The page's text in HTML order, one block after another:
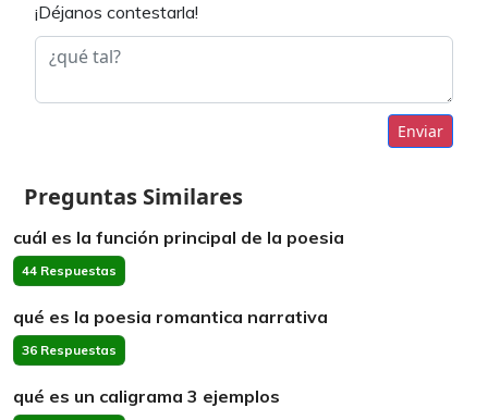
¡Déjanos contestarla!
Enviar
Preguntas Similares
cuál es la función principal de la poesia
44 Respuestas
qué es la poesia romantica narrativa
36 Respuestas
qué es un caligrama 3 ejemplos